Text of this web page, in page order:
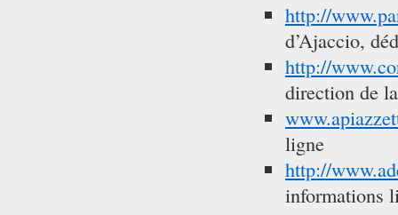
http://
d’Ajaccio,
http://
direction de
ligne
http://
informations